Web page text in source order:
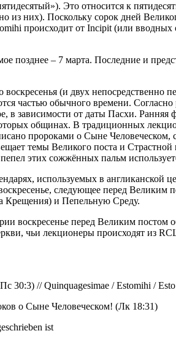
Это относится к
из них). Поскольку сорок дней
происходит от Incipit (или
позднее – 7 марта. Последние и
(и двух
частью обычного времени.
в зависимости от даты Пасхи.
общинах. В традиционных
пророками о Сыне
темы Великого поста и
этих сожжённых пальм
используемых в англиканской
следующее перед
Крещения) и Пепельную Среду.
перед Великим постом
чьи лекционеры происходят из
// Quinquagesimae / Estomihi /
о Сыне Человеческом! (Лк 18:31)
ist